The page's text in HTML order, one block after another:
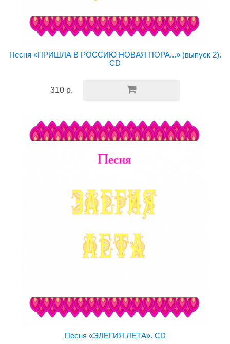
Песня «ПРИШЛА В РОССИЮ НОВАЯ ПОРА...» (выпуск 2).
CD
310 р.
Песня «ЭЛЕГИЯ ЛЕТА». CD